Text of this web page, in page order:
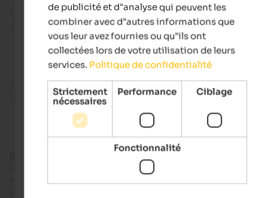
Voici un petit avant-goût d'Valdaora avec nos
webcams !
Bruneck Kronplatz tourism
Rathausplatz 7 - 39031 Bruneck
+39 0474 555722
de publicité et d"analyse qui peuvent les
combiner avec d"autres informations que
vous leur avez fournies ou qu"ils ont
collectées lors de votre utilisation de leurs
services. Politique de confidentialité
Strictement
nécessaires
Performance Ciblage
Fonctionnalité